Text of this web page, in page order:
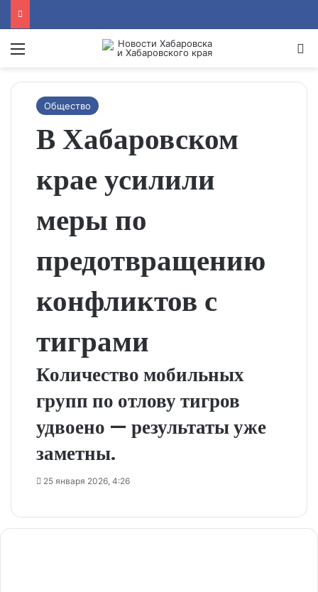
Menu
Общество
В Хабаровском
крае усилили
меры по
предотвращению
конфликтов с
тиграми
Количество мобильных
групп по отлову тигров
удвоено — результаты уже
заметны.
25 января 2026, 4:26